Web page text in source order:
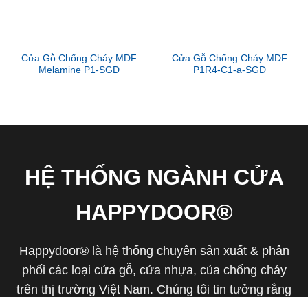
Cửa Gỗ Chống Cháy MDF
Melamine P1-SGD
Cửa Gỗ Chống Cháy MDF
P1R4-C1-a-SGD
HỆ THỐNG NGÀNH CỬA
HAPPYDOOR®
Happydoor® là hệ thống chuyên sản xuất & phân
phối các loại cửa gỗ, cửa nhựa, của chống cháy
trên thị trường Việt Nam. Chúng tôi tin tưởng rằng